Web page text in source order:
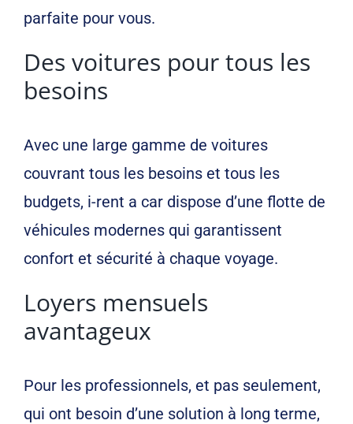
parfaite pour vous.
Des voitures pour tous les
besoins
Avec une large gamme de voitures
couvrant tous les besoins et tous les
budgets, i-rent a car dispose d’une flotte de
véhicules modernes qui garantissent
confort et sécurité à chaque voyage.
Loyers mensuels
avantageux
Pour les professionnels, et pas seulement,
qui ont besoin d’une solution à long terme,